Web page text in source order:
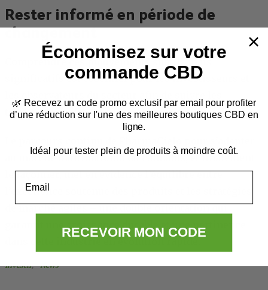
Rester informé en période de
changement
Comprendre ces mouvements subtils mais
significatifs est essentiel pour les investisseurs et
tendances de l’industrie du cannabis.
au marché multinational du cannabis, et finalement
le façonner, met en évidence l’équilibre entre
l’excellence soutenue des produits et les stratégies
de marché agiles – une double orientation qui
garantit une croissance durable et une pertinence
Investir, News
Économisez sur votre
commande CBD
🌿 Recevez un code promo exclusif par email pour profiter
d’une réduction sur l'une des meilleures boutiques CBD en
ligne.
Idéal pour tester plein de produits à moindre coût.
Email
RECEVOIR MON CODE